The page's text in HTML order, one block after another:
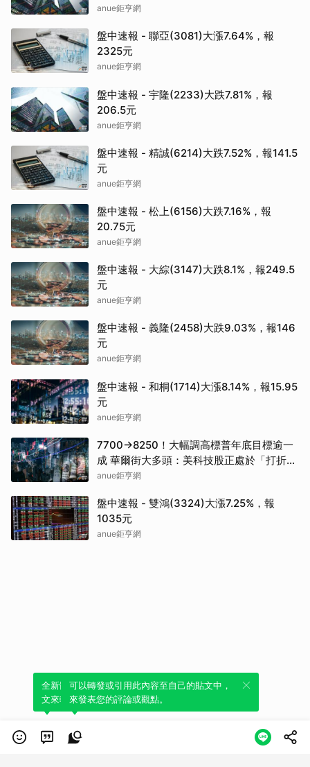
anue鉅亨網
盤中速報 - 聯亞(3081)大漲7.64%，報
2325元
anue鉅亨網
盤中速報 - 宇隆(2233)大跌7.81%，報
206.5元
anue鉅亨網
盤中速報 - 精誠(6214)大跌7.52%，報141.5
元
anue鉅亨網
盤中速報 - 松上(6156)大跌7.16%，報
20.75元
anue鉅亨網
盤中速報 - 大綜(3147)大跌8.1%，報249.5
元
anue鉅亨網
盤中速報 - 義隆(2458)大跌9.03%，報146
元
anue鉅亨網
盤中速報 - 和桐(1714)大漲8.14%，報15.95
元
anue鉅亨網
7700→8250！大幅調高標普年底目標逾一
成 華爾街大多頭：美科技股正處於「打折階
段」
anue鉅亨網
盤中速報 - 雙鴻(3324)大漲7.25%，報
1035元
anue鉅亨網
全新體驗！一鍵引用此內容，透過發布貼
文來輕鬆表達個人立場。
可以轉發或引用此內容至自己的貼文中，
來發表您的評論或觀點。